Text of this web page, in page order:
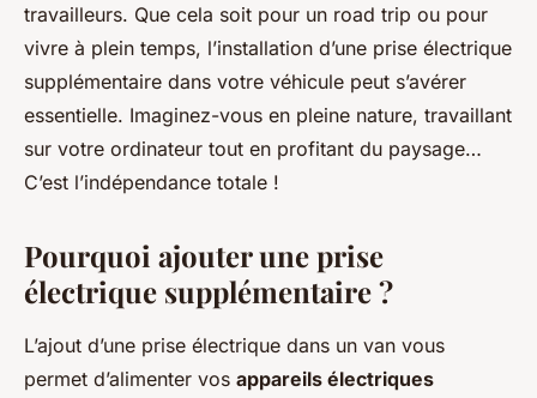
travailleurs. Que cela soit pour un road trip ou pour
vivre à plein temps, l’installation d’une prise électrique
supplémentaire dans votre véhicule peut s’avérer
essentielle. Imaginez-vous en pleine nature, travaillant
sur votre ordinateur tout en profitant du paysage…
C’est l’indépendance totale !
Pourquoi ajouter une prise
électrique supplémentaire ?
L’ajout d’une prise électrique dans un van vous
permet d’alimenter vos appareils électriques